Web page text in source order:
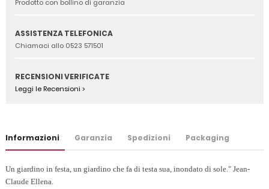
Prodotto con bollino di garanzia
ASSISTENZA TELEFONICA
Chiamaci allo 0523 571501
RECENSIONI VERIFICATE
Leggi le Recensioni >
Informazioni Garanzia Spedizioni Packaging
Un giardino in festa, un giardino che fa di testa sua, inondato di sole." Jean-
Claude Ellena.